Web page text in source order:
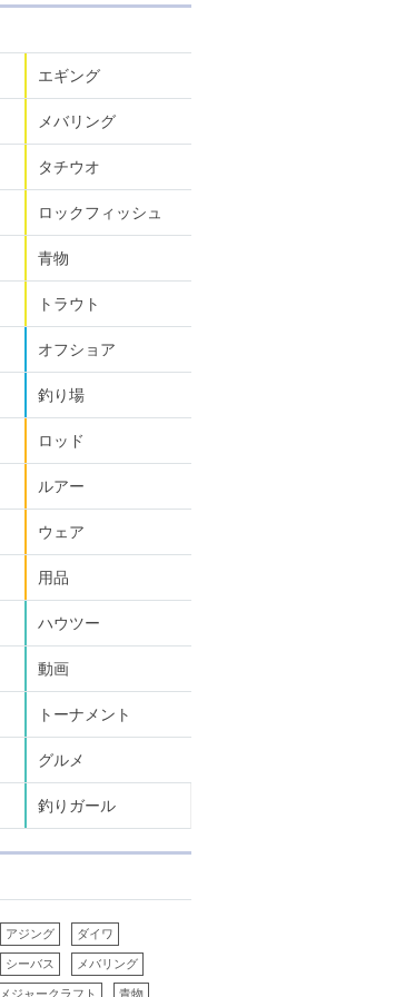
エギング
メバリング
タチウオ
ロックフィッシュ
青物
トラウト
オフショア
釣り場
ロッド
ルアー
ウェア
用品
ハウツー
動画
トーナメント
グルメ
釣りガール
アジング ダイワ
シーバス メバリング
メジャークラフト 青物